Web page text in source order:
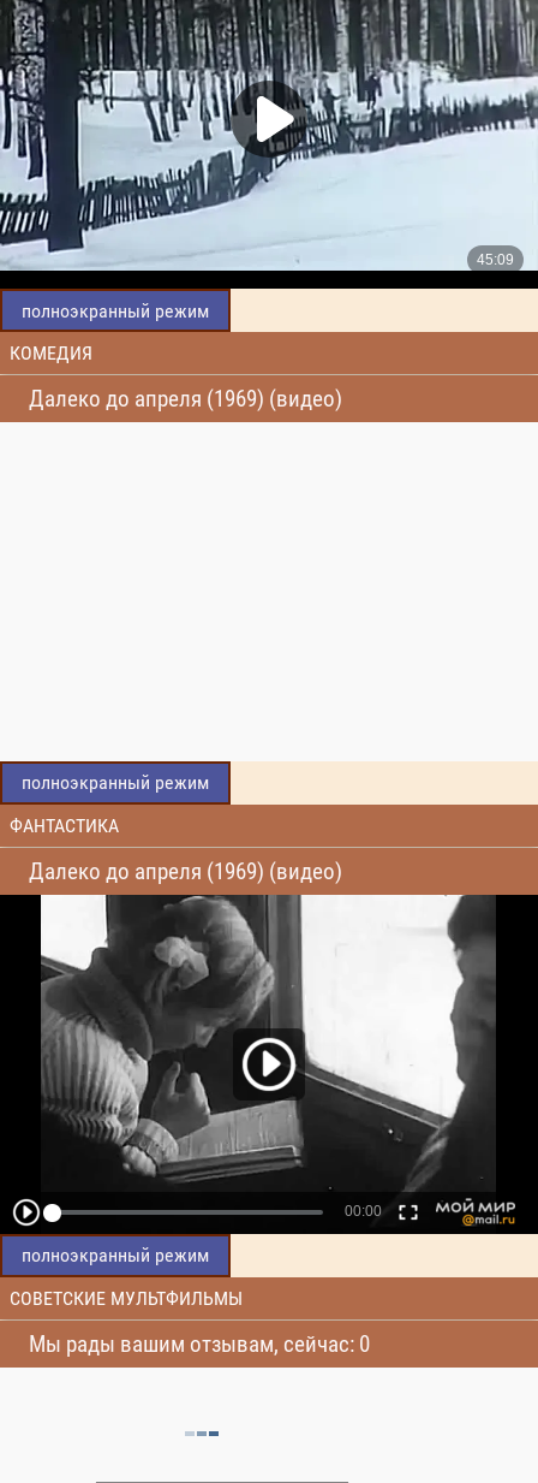
полноэкранный режим
КОМЕДИЯ
Далеко до апреля (1969) (видео)
полноэкранный режим
ФАНТАСТИКА
Далеко до апреля (1969) (видео)
полноэкранный режим
СОВЕТСКИЕ МУЛЬТФИЛЬМЫ
Мы рады вашим отзывам, сейчас: 0